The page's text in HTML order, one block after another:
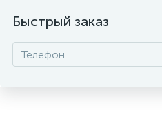
Быстрый заказ